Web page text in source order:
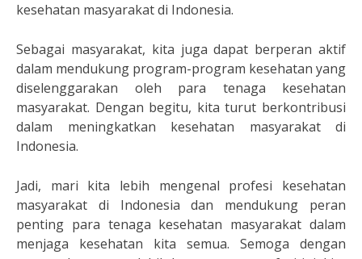
kesehatan masyarakat di Indonesia.
Sebagai masyarakat, kita juga dapat berperan aktif
dalam mendukung program-program kesehatan yang
diselenggarakan oleh para tenaga kesehatan
masyarakat. Dengan begitu, kita turut berkontribusi
dalam meningkatkan kesehatan masyarakat di
Indonesia.
Jadi, mari kita lebih mengenal profesi kesehatan
masyarakat di Indonesia dan mendukung peran
penting para tenaga kesehatan masyarakat dalam
menjaga kesehatan kita semua. Semoga dengan